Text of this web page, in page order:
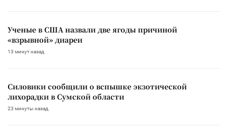
Ученые в США назвали две ягоды причиной
«взрывной» диареи
13 минут назад
Силовики сообщили о вспышке экзотической
лихорадки в Сумской области
23 минуты назад